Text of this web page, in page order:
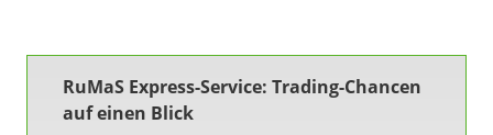
RuMaS Express-Service: Trading-Chancen
auf einen Blick